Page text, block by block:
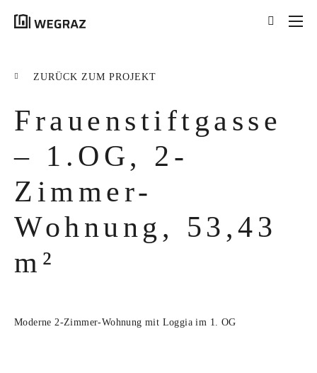
ALLE ERGEBNISSE ({{RESULTS.LENGTH}})
title tag
excerpt
ZURÜCK ZUM PROJEKT
Frauenstiftgasse
– 1.OG, 2-
Zimmer-
Wohnung, 53,43
m²
Moderne 2-Zimmer-Wohnung mit Loggia im 1. OG